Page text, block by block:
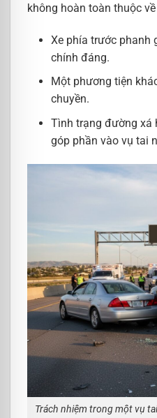
không hoàn toàn thuộc
Xe phía trước phanh
chính đáng.
Một phương tiện
chuyền.
Tình trạng đường xá
góp phần vào vụ tai
Trách nhiệm trong một vụ